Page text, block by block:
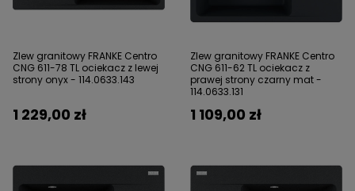
Zlew granitowy FRANKE Centro
CNG 611-78 TL ociekacz z lewej
strony onyx - 114.0633.143
1 229,00 zł
Zlew granitowy FRANKE Centro
CNG 611-62 TL ociekacz z
prawej strony czarny mat -
114.0633.131
1 109,00 zł